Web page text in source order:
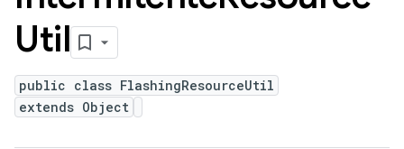
Util
public class FlashingResourceUtil
extends Object